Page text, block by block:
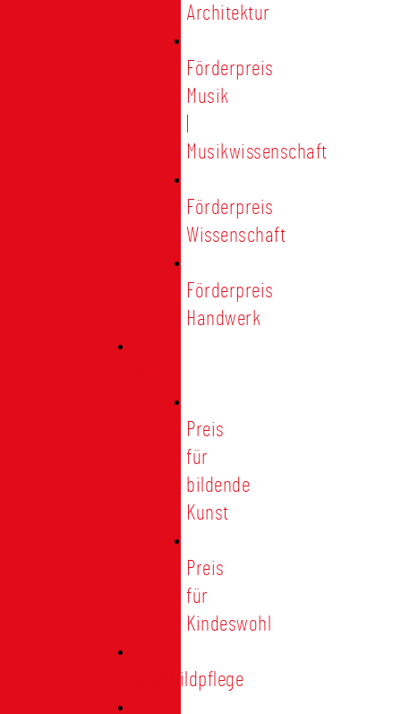
Architektur
Förderpreis
Musik
Musikwissenschaft
Förderpreis
Wissenschaft
Förderpreis
Handwerk
Preis
für
bildende
Kunst
Preis
für
Kindeswohl
Stadtbildpflege